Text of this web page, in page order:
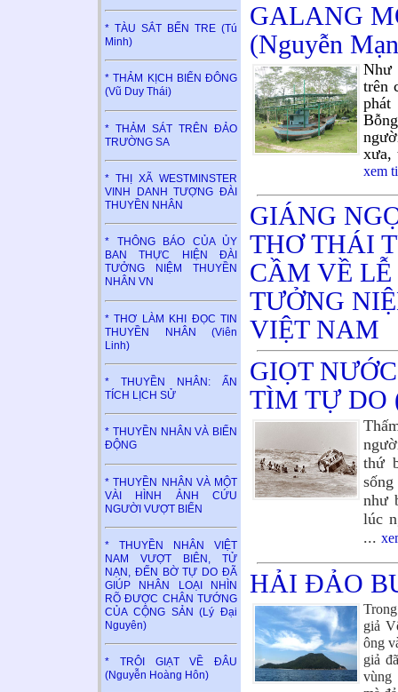
* TÀU SẮT BẾN TRE (Tú
Minh)
* THẢM KỊCH BIỂN ĐÔNG
(Vũ Duy Thái)
* THẢM SÁT TRÊN ĐẢO
TRƯỜNG SA
* THỊ XÃ WESTMINSTER
VINH DANH TƯỢNG ĐÀI
THUYỀN NHÂN
* THÔNG BÁO CỦA ỦY
BAN THỰC HIỆN ĐÀI
TƯỞNG NIỆM THUYỀN
NHÂN VN
* THƠ LÀM KHI ĐỌC TIN
THUYỀN NHÂN (Viên
Linh)
* THUYỀN NHÂN: ẤN
TÍCH LỊCH SỬ
* THUYỀN NHÂN VÀ BIỂN
ĐỘNG
* THUYỀN NHÂN VÀ MỘT
VÀI HÌNH ẢNH CỨU
NGƯỜI VƯỢT BIỂN
* THUYỀN NHÂN VIỆT
NAM VƯỢT BIÊN, TỬ
NẠN, ĐẾN BỜ TỰ DO ĐÃ
GIÚP NHÂN LOẠI NHÌN
RÕ ĐƯỢC CHÂN TƯỚNG
CỦA CỘNG SẢN (Lý Đại
Nguyên)
* TRÔI GIẠT VỀ ĐÂU
(Nguyễn Hoàng Hôn)
GALANG
(Nguyễn
Như
trên
xưa,
xem
GIÁNG
THƠ THÁI
CẦM VỀ
TƯỞNG
VIỆT NAM
GIỌT
TÌM TỰ DO
thứ
như
lúc
...
HẢI ĐẢO
giả
ông
giả
vùng